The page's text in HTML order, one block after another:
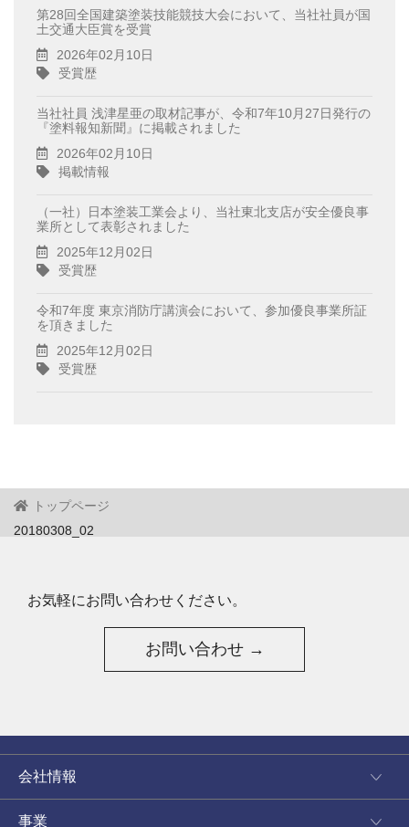
第28回全国建築塗装技能競技大会において、当社社員が国
土交通大臣賞を受賞
2026年02月10日
受賞歴
当社社員 浅津星亜の取材記事が、令和7年10月27日発行の
『塗料報知新聞』に掲載されました
2026年02月10日
掲載情報
（一社）日本塗装工業会より、当社東北支店が安全優良事
業所として表彰されました
2025年12月02日
受賞歴
令和7年度 東京消防庁講演会において、参加優良事業所証
を頂きました
2025年12月02日
受賞歴
トップページ
20180308_02
お気軽にお問い合わせください。
お問い合わせ →
会社情報
事業